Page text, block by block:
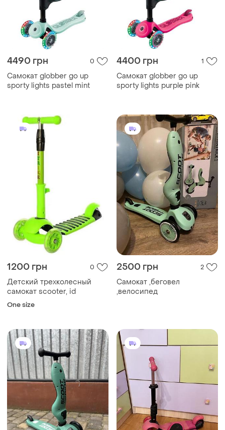
4490 грн 0
Самокат globber go up
sporty lights pastel mint
4400 грн 1
Самокат globber go up
sporty lights purple pink
1200 грн 0
Детский трехколесный
самокат scooter, id
One size
2500 грн 2
Самокат ,беговел
,велосипед